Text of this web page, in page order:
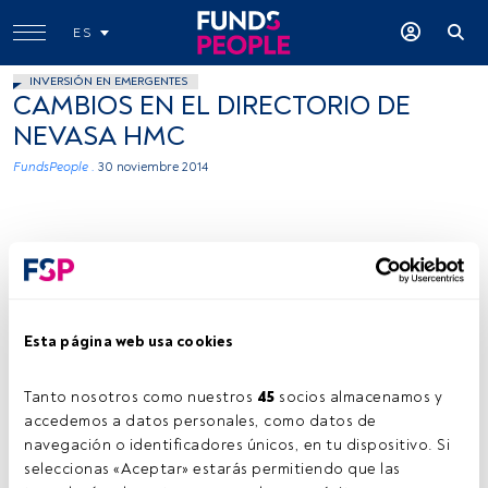
Esta página web usa cookies
Tanto nosotros como nuestros 45 socios almacenamos y
accedemos a datos personales, como datos de
navegación o identificadores únicos, en tu dispositivo. Si
seleccionas «Aceptar» estarás permitiendo que las
ES
INVERSIÓN EN EMERGENTES
CAMBIOS EN EL DIRECTORIO DE
NEVASA HMC
FundsPeople . 30 noviembre 2014
Tiempo lectura: 1 min.